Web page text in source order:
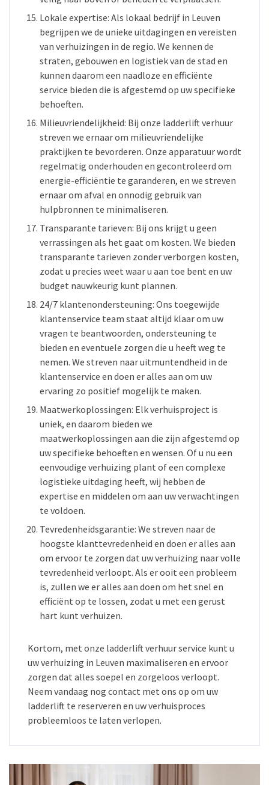
Lokale expertise: Als lokaal bedrijf in Leuven
begrijpen we de unieke uitdagingen en vereisten
van verhuizingen in de regio. We kennen de
straten, gebouwen en logistiek van de stad en
kunnen daarom een naadloze en efficiënte
service bieden die is afgestemd op uw specifieke
behoeften.
Milieuvriendelijkheid: Bij onze ladderlift verhuur
streven we ernaar om milieuvriendelijke
praktijken te bevorderen. Onze apparatuur wordt
regelmatig onderhouden en gecontroleerd om
energie-efficiëntie te garanderen, en we streven
ernaar om afval en onnodig gebruik van
hulpbronnen te minimaliseren.
Transparante tarieven: Bij ons krijgt u geen
verrassingen als het gaat om kosten. We bieden
transparante tarieven zonder verborgen kosten,
zodat u precies weet waar u aan toe bent en uw
budget nauwkeurig kunt plannen.
24/7 klantenondersteuning: Ons toegewijde
klantenservice team staat altijd klaar om uw
vragen te beantwoorden, ondersteuning te
bieden en eventuele zorgen die u heeft weg te
nemen. We streven naar uitmuntendheid in de
klantenservice en doen er alles aan om uw
ervaring zo positief mogelijk te maken.
Maatwerkoplossingen: Elk verhuisproject is
uniek, en daarom bieden we
maatwerkoplossingen aan die zijn afgestemd op
uw specifieke behoeften en wensen. Of u nu een
eenvoudige verhuizing plant of een complexe
logistieke uitdaging heeft, wij hebben de
expertise en middelen om aan uw verwachtingen
te voldoen.
Tevredenheidsgarantie: We streven naar de
hoogste klanttevredenheid en doen er alles aan
om ervoor te zorgen dat uw verhuizing naar volle
tevredenheid verloopt. Als er ooit een probleem
is, zullen we er alles aan doen om het snel en
efficiënt op te lossen, zodat u met een gerust
hart kunt verhuizen.
Kortom, met onze ladderlift verhuur service kunt u
uw verhuizing in Leuven maximaliseren en ervoor
zorgen dat alles soepel en zorgeloos verloopt.
Neem vandaag nog contact met ons op om uw
ladderlift te reserveren en uw verhuisproces
probleemloos te laten verlopen.